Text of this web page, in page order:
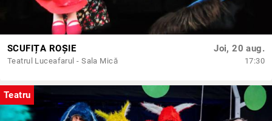
SCUFIȚA ROȘIE
Teatrul Luceafarul - Sala Mică
Joi, 20 aug.
17:30
Teatru